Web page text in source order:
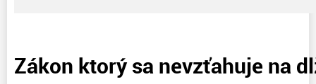
Zákon ktorý sa nevzťahuje na